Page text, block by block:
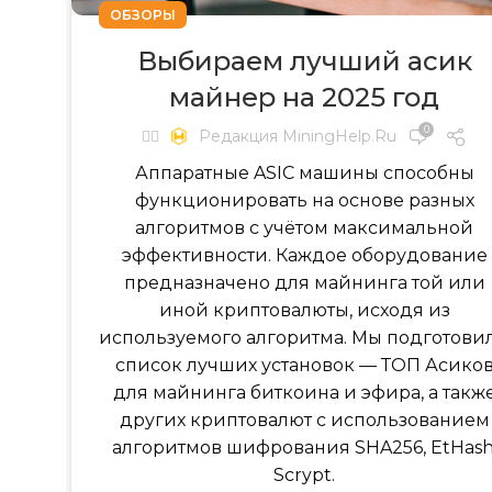
ОБЗОРЫ
Выбираем лучший асик
майнер на 2025 год
✍🏻 Редакция MiningHelp.ru 0
Аппаратные ASIC машины способны
функционировать на основе разных
алгоритмов с учётом максимальной
эффективности. Каждое оборудование
предназначено для майнинга той или
иной криптовалюты, исходя из
используемого алгоритма. Мы
список лучших установок — ТОП Асиков
для майнинга биткоина и эфира, а
других криптовалют с использованием
алгоритмов шифрования SHA256,
Scrypt.